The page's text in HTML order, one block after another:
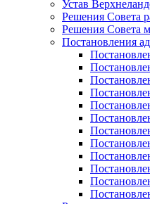
Устав
Решения Совета
Решения Совета
Постановления